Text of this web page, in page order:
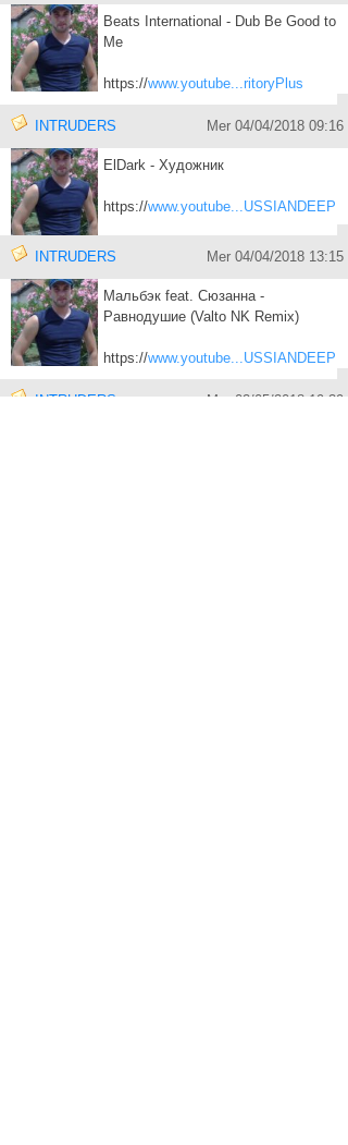
Beats International - Dub Be Good to
Me
https://www.youtube...ritoryPlus
INTRUDERS Mer 04/04/2018 09:16
ElDark - Художник
https://www.youtube...USSIANDEEP
INTRUDERS Mer 04/04/2018 13:15
Мальбэк feat. Сюзанна -
Равнодушие (Valto NK Remix)
https://www.youtube...USSIANDEEP
INTRUDERS Mer 02/05/2018 19:39